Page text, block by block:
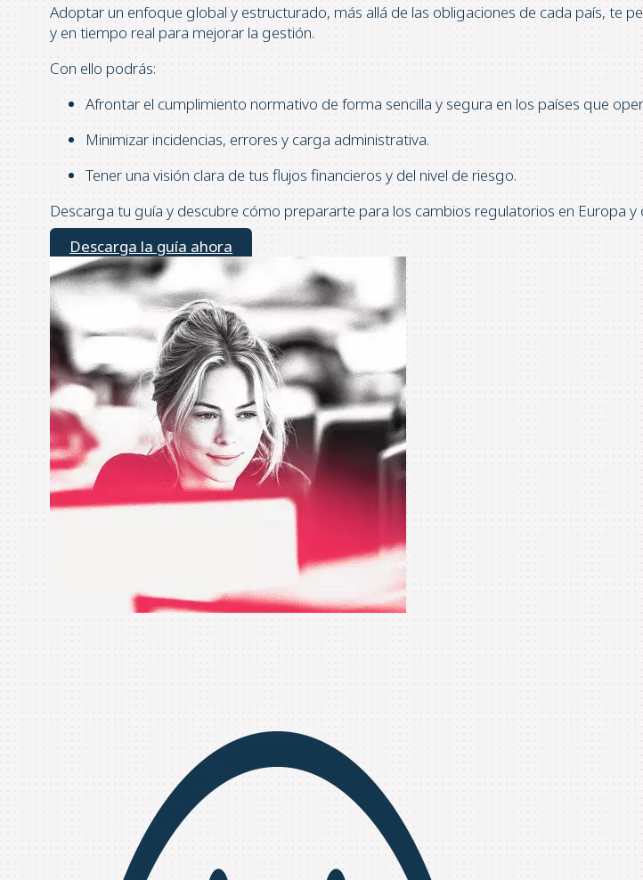
Adoptar un enfoque global y estructurado, más allá de las obligaciones de cada país, te
y en tiempo real para mejorar la gestión.
Con ello podrás:
Afrontar el cumplimiento normativo de forma sencilla y segura en los países que
Minimizar incidencias, errores y carga administrativa.
Tener una visión clara de tus flujos financieros y del nivel de riesgo.
Descarga tu guía y descubre cómo prepararte para los cambios regulatorios en Europa
Descarga la guía ahora